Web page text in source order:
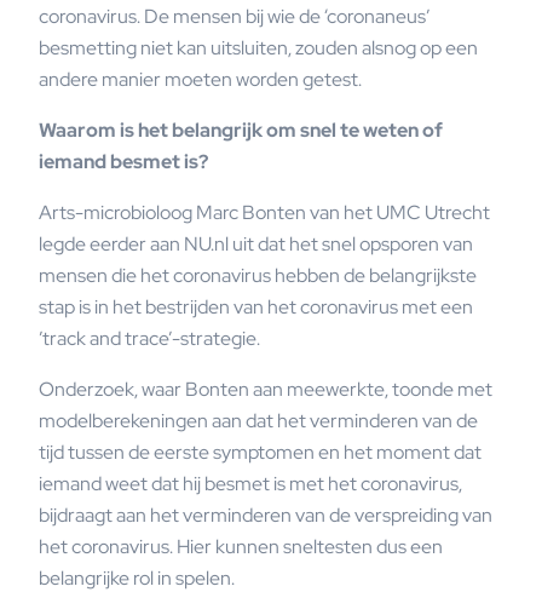
coronavirus. De mensen bij wie de ‘coronaneus’
besmetting niet kan uitsluiten, zouden alsnog op een
andere manier moeten worden getest.
Waarom is het belangrijk om snel te weten of
iemand besmet is?
Arts-microbioloog Marc Bonten van het UMC Utrecht
legde eerder aan NU.nl uit dat het snel opsporen van
mensen die het coronavirus hebben de belangrijkste
stap is in het bestrijden van het coronavirus met een
’track and trace’-strategie.
Onderzoek, waar Bonten aan meewerkte, toonde met
modelberekeningen aan dat het verminderen van de
tijd tussen de eerste symptomen en het moment dat
iemand weet dat hij besmet is met het coronavirus,
bijdraagt aan het verminderen van de verspreiding van
het coronavirus. Hier kunnen sneltesten dus een
belangrijke rol in spelen.